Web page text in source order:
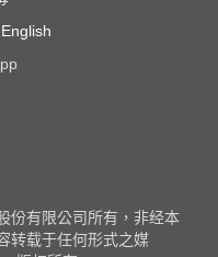
English
份有限公司所有，非经本
转载于任何形式之媒